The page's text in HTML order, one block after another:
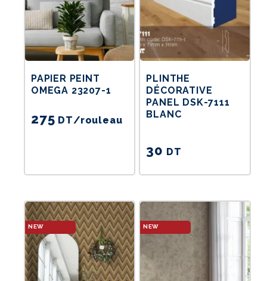
PAPIER PEINT
OMEGA 23207-1
275 DT/rouleau
PLINTHE
DÉCORATIVE
PANEL DSK-7111
BLANC
30 DT